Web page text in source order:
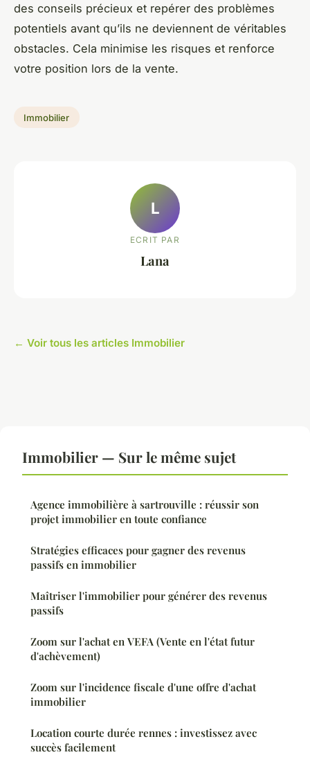
des conseils précieux et repérer des problèmes
potentiels avant qu’ils ne deviennent de véritables
obstacles. Cela minimise les risques et renforce
votre position lors de la vente.
Immobilier
L
ECRIT PAR
Lana
← Voir tous les articles Immobilier
Immobilier — Sur le même sujet
Agence immobilière à sartrouville : réussir son
projet immobilier en toute confiance
Stratégies efficaces pour gagner des revenus
passifs en immobilier
Maîtriser l'immobilier pour générer des revenus
passifs
Zoom sur l'achat en VEFA (Vente en l'état futur
d'achèvement)
Zoom sur l'incidence fiscale d'une offre d'achat
immobilier
Location courte durée rennes : investissez avec
succès facilement